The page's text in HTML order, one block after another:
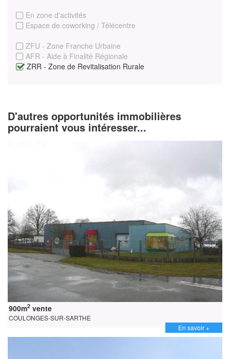
En zone d'activités
Espace de coworking / Télécentre
ZFU - Zone Franche Urbaine
AFR - Aide à Finalité Régionale
ZRR - Zone de Revitalisation Rurale
D'autres opportunités immobilières
pourraient vous intéresser...
900m2 vente
COULONGES-SUR-SARTHE
En savoir +